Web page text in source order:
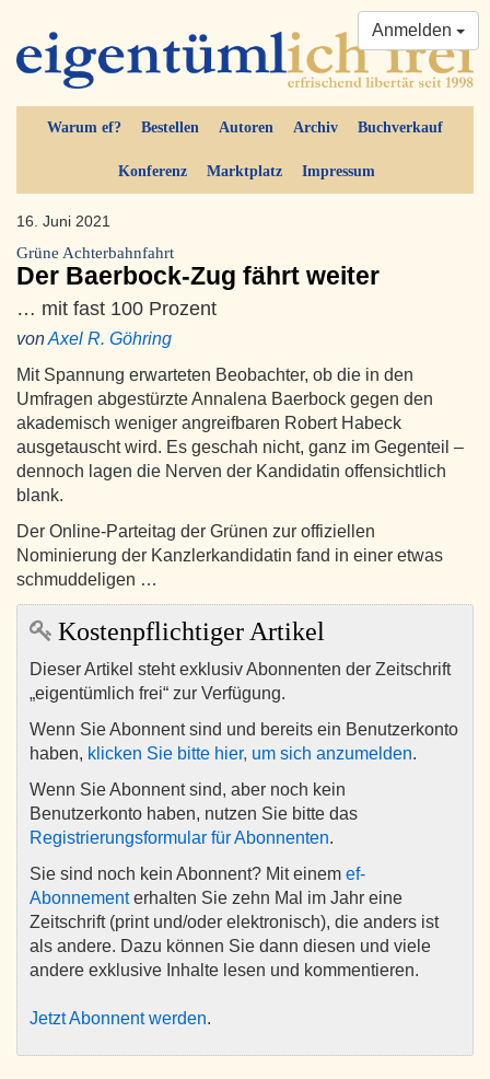
Warum ef? Bestellen Autoren Archiv Buchverkauf
Konferenz Marktplatz Impressum
Anmelden
16. Juni 2021
Grüne Achterbahnfahrt
Der Baerbock-Zug fährt weiter
… mit fast 100 Prozent
vonAxel R. Göhring
Mit Spannung erwarteten Beobachter, ob die in den
Umfragen abgestürzte Annalena Baerbock gegen den
akademisch weniger angreifbaren Robert Habeck
ausgetauscht wird. Es geschah nicht, ganz im Gegenteil –
dennoch lagen die Nerven der Kandidatin offensichtlich
blank.
Der Online-Parteitag der Grünen zur offiziellen
Nominierung der Kanzlerkandidatin fand in einer etwas
schmuddeligen …
Kostenpflichtiger Artikel
Dieser Artikel steht exklusiv Abonnenten der Zeitschrift
„eigentümlich frei“ zur Verfügung.
Wenn Sie Abonnent sind und bereits ein Benutzerkonto
haben, klicken Sie bitte hier, um sich anzumelden.
Wenn Sie Abonnent sind, aber noch kein
Benutzerkonto haben, nutzen Sie bitte das
Registrierungsformular für Abonnenten.
Sie sind noch kein Abonnent? Mit einem ef-
Abonnementerhalten Sie zehn Mal im Jahr eine
Zeitschrift (print und/oder elektronisch), die anders ist
als andere. Dazu können Sie dann diesen und viele
andere exklusive Inhalte lesen und kommentieren.
Jetzt Abonnent werden.